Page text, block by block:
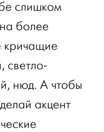
слишком
более
кричащие
светло-
нюд. А чтобы
акцент